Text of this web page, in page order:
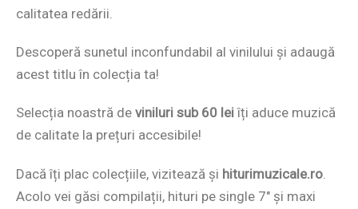
calitatea redării.
Descoperă sunetul inconfundabil al vinilului și adaugă
acest titlu în colecția ta!
Selecția noastră de viniluri sub 60 leiîți aduce muzică
de calitate la prețuri accesibile!
Dacă îți plac colecțiile, vizitează și hiturimuzicale.ro
Acolo vei găsi compilații, hituri pe single 7″ și maxi